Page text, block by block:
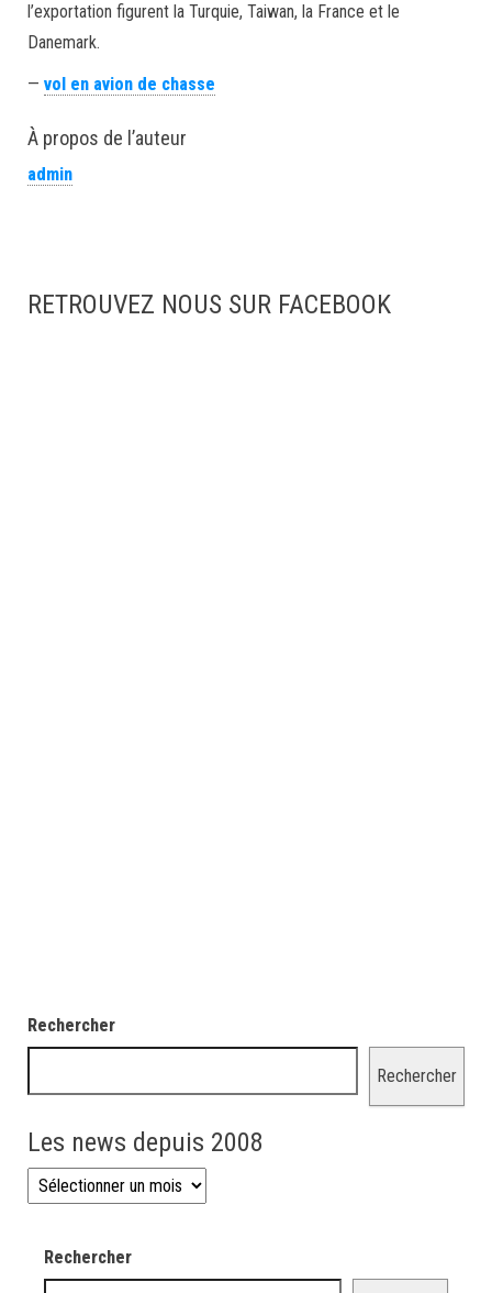
l’exportation figurent la Turquie, Taiwan, la France et le
Danemark.
— vol en avion de chasse
À propos de l’auteur
admin
RETROUVEZ NOUS SUR FACEBOOK
Rechercher
Rechercher
Les news depuis 2008
Les news depuis 2008
Rechercher